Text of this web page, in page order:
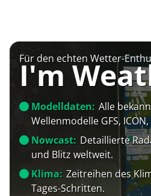
Für den echten Wetter-
I'm
Modelldaten: Alle
Wellenmodelle GFS, ICON,
Nowcast: Detaillierte
und Blitz weltweit.
Klima: Zeitreihen des
Tages-Schritten.